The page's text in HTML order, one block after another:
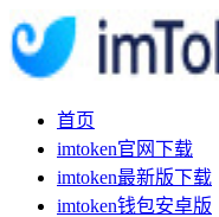
首页
imtoken官网下载
imtoken最新版下载
imtoken钱包安卓版